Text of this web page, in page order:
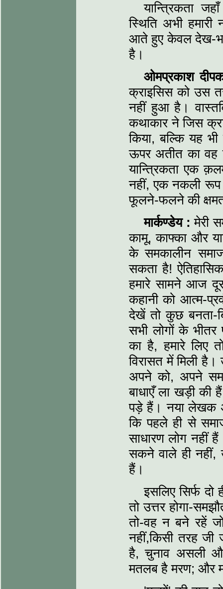
यान्त्रिकता
स्थिति अभी
आते हुए केवल देख-
है।
ओमप्रकाश
क्राइसिस को उस
नहीं हुआ है।
कथाकार ने जिस
किया, बल्कि यह
ऊपर अतीत का वह
यान्त्रिकता एक
नहीं, एक नकली
फूलने-फलने की
मार्कण्डेय : मेरी
कामू, काफ्का और
के समकालीन
सकता है!
हमारे सामने आज
कहानी को आत्म-
देखें तो कुछ बनता-
सभी लोगों के
का है, हमारे लिए
विरासत में मिली
अपने को, अपने
बाधाएँ ला खड़ी
पड़े हैं। नया लेखक
कि पहले ही से
साधारण लोग नहीं
सकने वाले ही नहीं,
हैं।
इसलिए सिर्फ
तो उत्तर होगा-
तो-वह न बने रहें
नहीं,किसी तरह जी
है, चुनाव असली
मतलब है मरण; और